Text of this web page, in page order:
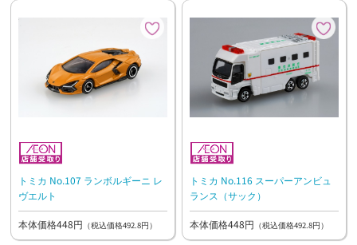
トミカ No.107 ランボルギーニ レ
ヴエルト
本体価格448円 （税込価格492.8円）
トミカ No.116 スーパーアンビュ
ランス（サック）
本体価格448円 （税込価格492.8円）